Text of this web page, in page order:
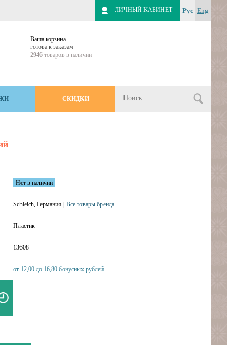
Рус Eng
ЛИЧНЫЙ КАБИНЕТ
Ваша корзина
готова к заказам
2946 товаров в наличии
СКИДКИ
Нет в наличии
Schleich, Германия| Все товары бренда
Пластик
13608
от 12,00 до 16,80 бонусных рублей